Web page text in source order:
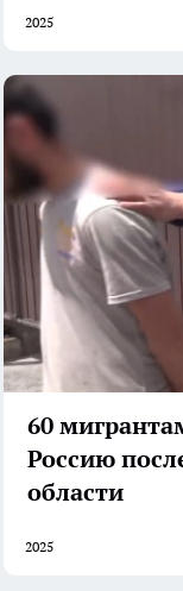
2025
60
Россию
области
2025